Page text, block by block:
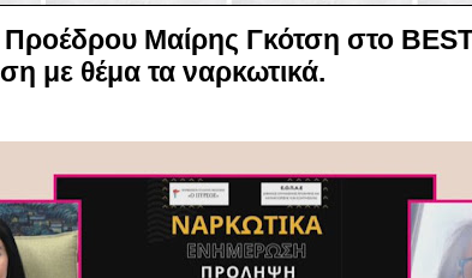
Προέδρου Μαίρης Γκότση στο
με θέμα τα ναρκωτικά.